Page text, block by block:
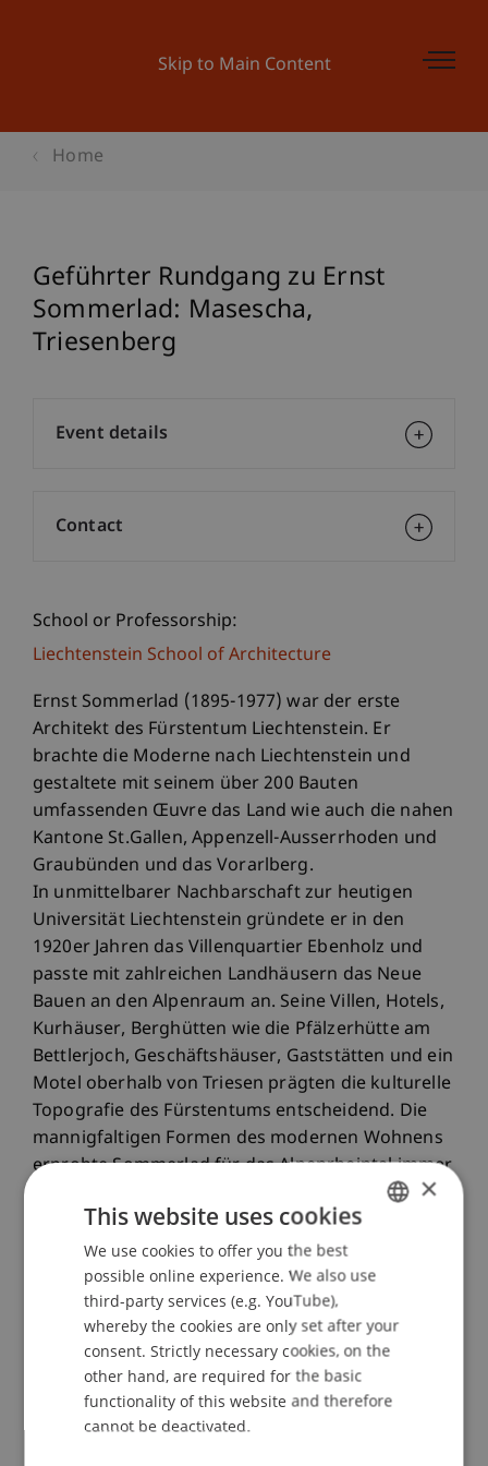
Skip to Main Content
Home
Geführter Rundgang zu Ernst
Sommerlad: Masescha,
Triesenberg
School or Professorship:
Liechtenstein School of Architecture
Ernst Sommerlad (1895-1977) war der erste
Architekt des Fürstentum Liechtenstein. Er
brachte die Moderne nach Liechtenstein und
gestaltete mit seinem über 200 Bauten
umfassenden Œuvre das Land wie auch die nahen
Kantone St.Gallen, Appenzell-Ausserrhoden und
Graubünden und das Vorarlberg.
In unmittelbarer Nachbarschaft zur heutigen
Universität Liechtenstein gründete er in den
1920er Jahren das Villenquartier Ebenholz und
passte mit zahlreichen Landhäusern das Neue
Bauen an den Alpenraum an. Seine Villen, Hotels,
Kurhäuser, Berghütten wie die Pfälzerhütte am
Bettlerjoch, Geschäftshäuser, Gaststätten und ein
Motel oberhalb von Triesen prägten die kulturelle
Topografie des Fürstentums entscheidend. Die
mannigfaltigen Formen des modernen Wohnens
erprobte Sommerlad für das Alpenrheintal immer
Sternhochhäusern in Buchs (SG). Neueste
Baumaterialen adaptierte er erfolgreich für den
alpinen Kontext und nützte die neuen rechtlichen
Möglichkeiten Liechtensteins ab den 1920er
Jahren visionär für eine ambitionierte gehobene
und internationale Bauherrnakquise.
Als erste Skifahrer im Land und Mitbegründer des
Tennisclubs Vaduz führten Ernst Sommerlad und
seine Frau Gertrud auch abseits der Architektur
Event details
Contact
ENGLISH
×
This website uses cookies
We use cookies to offer you the best
possible online experience. We also use
third-party services (e.g. YouTube),
whereby the cookies are only set after your
consent. Strictly necessary cookies, on the
other hand, are required for the basic
functionality of this website and therefore
cannot be deactivated.